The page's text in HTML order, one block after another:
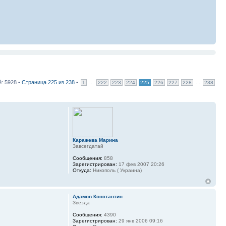
5928 • Страница 225 из 238 • 1 222 223 224 225 226 227 228 238
Каражева Марина
Завсегдатай
Сообщения: 858
Зарегистрирован: 17 фев 2007 20:26
Откуда: Никополь ( Украина)
Адамов Константин
Звезда
Сообщения: 4390
Зарегистрирован: 29 янв 2006 09:16